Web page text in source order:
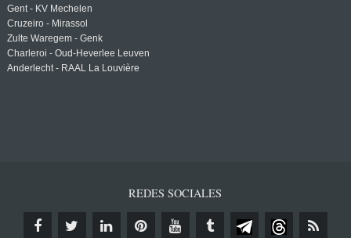
Gent - KV Mechelen
Cruzeiro - Mirassol
Zulte Waregem - Genk
Charleroi - Oud-Heverlee Leuven
Anderlecht - RAAL La Louvière
REDES SOCIALES